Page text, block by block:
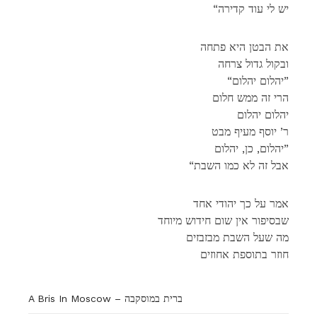
“יש לי עוד קדירה
את הבטן היא פתחה
ובקול גדול צרחה
“יהלום יהלום”
הרי זה ממש חלום
יהלום יהלום
ר’ יוסף מעיף מבט
יהלום, כן, יהלום”
“אבל זה לא כמו השבת
אמר על כך יהודי אחד
שבסיפור אין שום חידוש מיוחד
מה שעל השבת מבזבזים
חוזר בתוספת אחוזים
A Bris In Moscow – ברית במוסקבה